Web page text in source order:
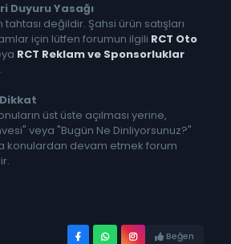
Duyuru Yasağı
değildir. Şahsi ürün satışları
için lütfen forumun ilgili RCT Oto
RCT Reklam ve Sponsorluklar
üst üste açılması yerine,
veya "Bugün Ne Dinliyorsunuz?"
konulardan devam etmek forum
Beğen